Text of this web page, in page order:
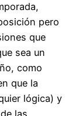
pero
que
sea un
como
que la
lógica) y